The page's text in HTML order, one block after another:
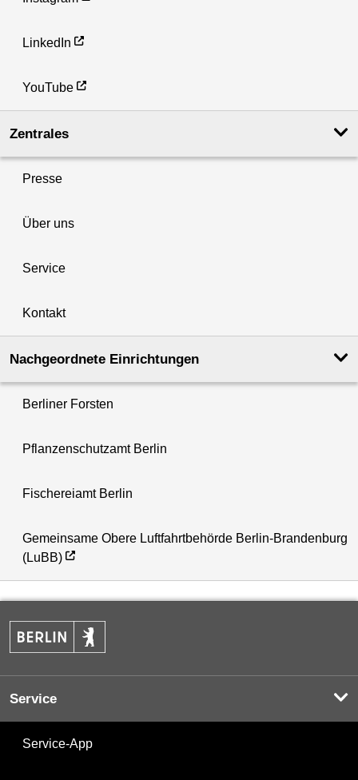
LinkedIn
YouTube
Zentrales
Presse
Über uns
Service
Kontakt
Nachgeordnete Einrichtungen
Berliner Forsten
Pflanzenschutzamt Berlin
Fischereiamt Berlin
Gemeinsame Obere Luftfahrtbehörde Berlin-Brandenburg
(LuBB)
Service
Service-App